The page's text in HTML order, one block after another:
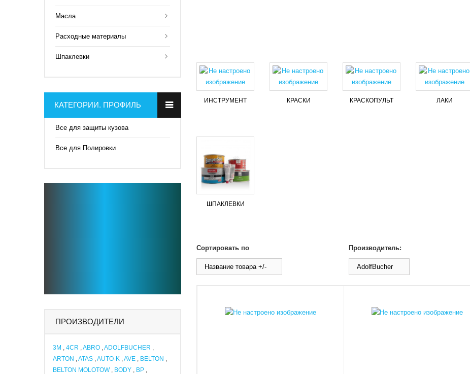
Масла
Расходные материалы
Шпаклевки
КАТЕГОРИИ. ПРОФИЛЬ
Все для защиты кузова
Все для Полировки
ПРОИЗВОДИТЕЛИ
3M 4CR ABRO ADOLFBUCHER
ARTON
ATAS AUTO-K AVE BELTON
BELTON MOLOTOW, BODY BP
ИНСТРУМЕНТ КРАСКИ КРАСКОПУЛЬТ ЛАКИ
ШПАКЛЕВКИ
Сортировать по
Название товара +/-
Производитель:
AdolfBucher